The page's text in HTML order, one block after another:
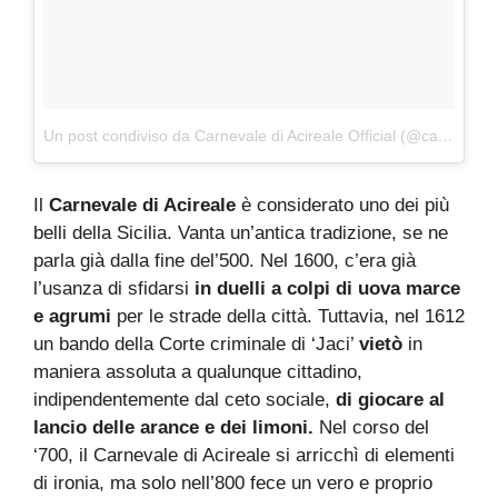
Un post condiviso da Carnevale di Acireale Official (@carnevaleacireale)
Il Carnevale di Acireale è considerato uno dei più
belli della Sicilia. Vanta un’antica tradizione, se ne
parla già dalla fine del’500. Nel 1600, c’era già
l’usanza di sfidarsi in duelli a colpi di uova marce
e agrumi per le strade della città. Tuttavia, nel 1612
un bando della Corte criminale di ‘Jaci’ vietò in
maniera assoluta a qualunque cittadino,
indipendentemente dal ceto sociale, di giocare al
lancio delle arance e dei limoni. Nel corso del
‘700, il Carnevale di Acireale si arricchì di elementi
di ironia, ma solo nell’800 fece un vero e proprio